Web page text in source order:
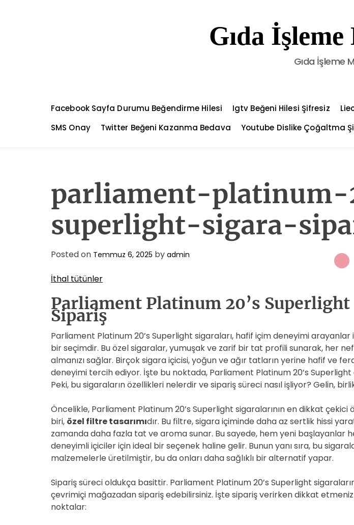
t
Gıda
Gıda İşleme
Facebook Sayfa Durumu Beğendirme Hilesi Igtv Beğeni Hilesi Şifresiz
SMS Onay
Twitter Beğeni Kazanma Bedava Youtube Dislike Çoğaltma
parliament-platinum-
superlight-sigara-
Posted on Temmuz 6, 2025 by admin
İthal tütünler
Parliament Platinum 20’s Superlight
Sipariş
Parliament Platinum 20’s Superlight sigaraları, hafif içim deneyimi
bir seçimdir. Bu özel sigaralar, yumuşak ve zarif bir tat profili sunarak, her
almanızı sağlar. Birçok sigara içicisi, yoğun ve ağır tatların yerine hafif ve
deneyimi tercih ediyor. İşte bu noktada, Parliament Platinum 20’s
Peki, bu sigaraların özellikleri nelerdir ve sipariş süreci nasıl işliyor? Gelin,
Öncelikle, Parliament Platinum 20’s Superlight sigaralarının en dikkat çekici
biri, özel filtre tasarımıdır. Bu filtre, sigara içiminde daha az sertlik hissi
zamanda daha fazla tat ve aroma sunar. Bu sayede, hem yeni başlayanlar
deneyimli içiciler için ideal bir seçenek haline gelir. Bunun yanı sıra, bu
malzemelerle üretilmiştir, bu da onları daha sağlıklı bir alternatif yapar.
Sipariş süreci oldukça basittir. Parliament Platinum 20’s Superlight
çevrimiçi mağazadan sipariş edebilirsiniz. İşte sipariş verirken dikkat
noktalar: